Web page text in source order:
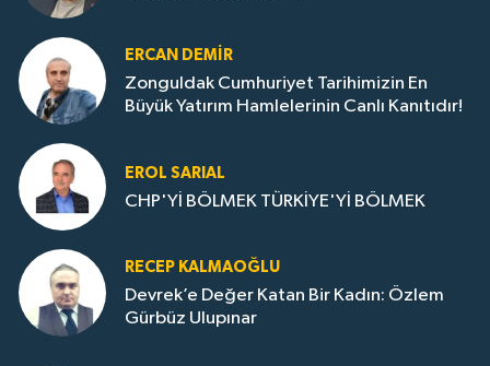
ERCAN DEMIR
Zonguldak Cumhuriyet Tarihimizin En
Büyük Yatırım Hamlelerinin Canlı Kanıtıdır!
EROL SARIAL
CHP'Yİ BÖLMEK TÜRKİYE'Yİ BÖLMEK
RECEP KALMAOĞLU
Devrek’e Değer Katan Bir Kadın: Özlem
Gürbüz Ulupınar